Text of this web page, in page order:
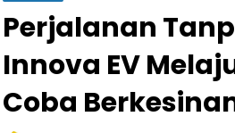
Perjalanan
Innova EV
Coba